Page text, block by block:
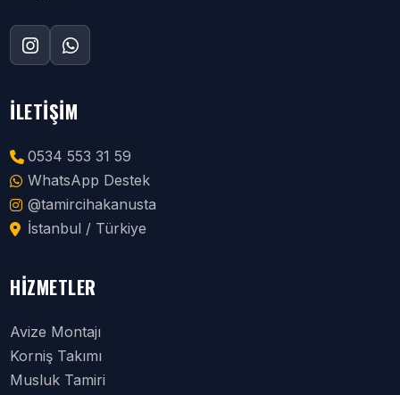
İLETIŞIM
0534 553 31 59
WhatsApp Destek
@tamircihakanusta
İstanbul / Türkiye
HIZMETLER
Avize Montajı
Korniş Takımı
Musluk Tamiri